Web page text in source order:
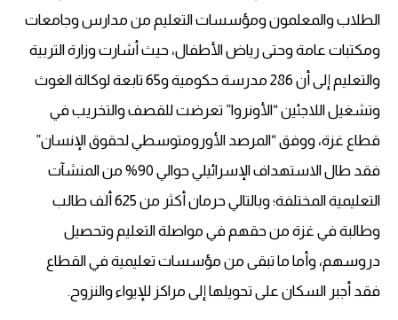
الطلاب والمعلمون ومؤسسات التعليم من مدارس وجامعات
ومكتبات عامة وحتى رياض الأطفال، حيث أشارت وزارة التربية
والتعليم إلى أن 286 مدرسة حكومية و65 تابعة لوكالة الغوث
وتشغيل اللاجئين “الأونروا” تعرضت للقصف والتخريب في
قطاع غزة، ووفق “المرصد الأورومتوسطي لحقوق الإنسان”
فقد طال الاستهداف الإسرائيلي حوالي 90% من المنشآت
التعليمية المختلفة؛ وبالتالي حرمان أكثر من 625 ألف طالب
وطالبة في غزة من حقهم في مواصلة التعليم وتحصيل
دروسهم، وأما ما تبقى من مؤسسات تعليمية في القطاع
فقد أجبر السكان على تحويلها إلى مراكز للإيواء والنزوح.